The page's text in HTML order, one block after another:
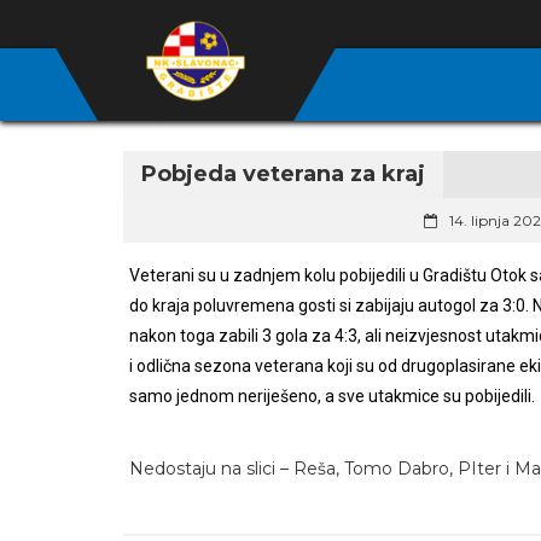
Pobjeda veterana za kraj
14. lipnja
Veterani su u zadnjem kolu pobijedili u Gradištu Otok
do kraja poluvremena gosti si zabijaju autogol za 3:0.
nakon toga zabili 3 gola za 4:3, ali neizvjesnost
i odlična sezona veterana koji su od drugoplasirane
samo jednom neriješeno, a sve utakmice su pobijedili.
Nedostaju na slici – Reša, Tomo Dabro, PIter i